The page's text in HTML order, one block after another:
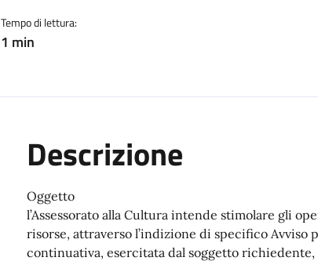
Tempo di lettura:
1 min
Descrizione
Oggetto
l’Assessorato alla Cultura intende stimolare gli
risorse, attraverso l’indizione di specifico Avviso
continuativa, esercitata dal soggetto